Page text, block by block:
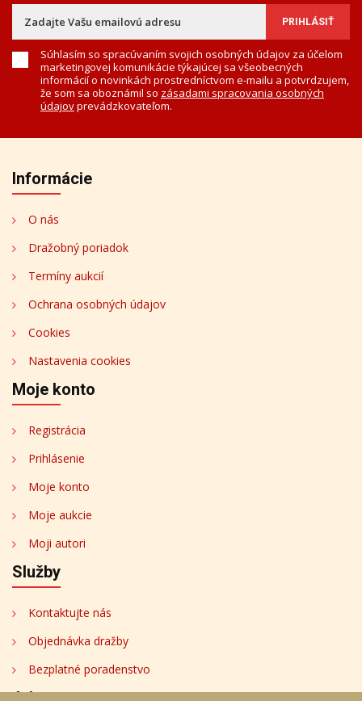
Súhlasím so spracúvaním svojich osobných údajov za účelom
marketingovej komunikácie týkajúcej sa všeobecných
informácií o novinkách prostredníctvom e-mailu a potvrdzujem,
že som sa oboznámil so zásadami spracovania osobných
údajovprevádzkovateľom.
Informácie
O nás
Dražobný poriadok
Termíny aukcií
Ochrana osobných údajov
Cookies
Nastavenia cookies
Moje konto
Registrácia
Prihlásenie
Moje konto
Moje aukcie
Moji autori
Služby
Kontaktujte nás
Objednávka dražby
Bezplatné poradenstvo